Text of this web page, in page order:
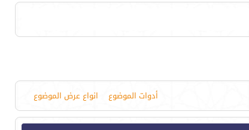
أدوات الموضوع انواع عرض الموضوع